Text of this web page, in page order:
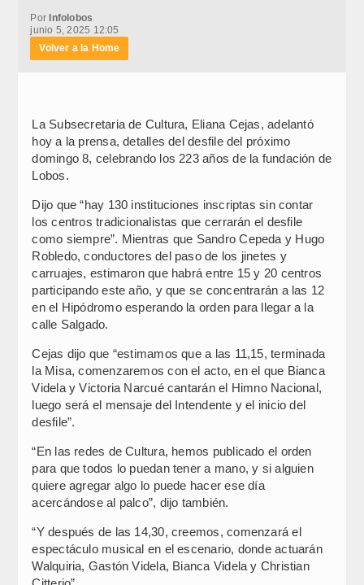
PorInfolobos
junio 5, 2025 12:05
Volver a la Home
La Subsecretaria de Cultura, Eliana Cejas, adelantó
hoy a la prensa, detalles del desfile del próximo
domingo 8, celebrando los 223 años de la fundación de
Lobos.
Dijo que “hay 130 instituciones inscriptas sin contar
los centros tradicionalistas que cerrarán el desfile
como siempre”. Mientras que Sandro Cepeda y Hugo
Robledo, conductores del paso de los jinetes y
carruajes, estimaron que habrá entre 15 y 20 centros
participando este año, y que se concentrarán a las 12
en el Hipódromo esperando la orden para llegar a la
calle Salgado.
Cejas dijo que “estimamos que a las 11,15, terminada
la Misa, comenzaremos con el acto, en el que Bianca
Videla y Victoria Narcué cantarán el Himno Nacional,
luego será el mensaje del Intendente y el inicio del
desfile”.
“En las redes de Cultura, hemos publicado el orden
para que todos lo puedan tener a mano, y si alguien
quiere agregar algo lo puede hacer ese día
acercándose al palco”, dijo también.
“Y después de las 14,30, creemos, comenzará el
espectáculo musical en el escenario, donde actuarán
Walquiria, Gastón Videla, Bianca Videla y Christian